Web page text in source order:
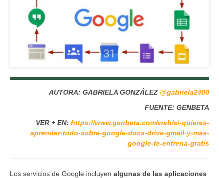
AUTORA: GABRIELA GONZÁLEZ @gabriela2400
FUENTE: GENBETA
VER + EN: https://www.genbeta.com/web/si-quieres-
aprender-todo-sobre-google-docs-drive-gmail-y-mas-
google-te-entrena-gratis
Los servicios de Google incluyen algunas de las aplicaciones